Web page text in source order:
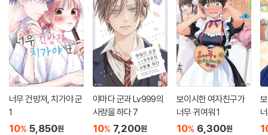
너무 건방져, 치가야 군
1
10% 5,850원
야마다 군과 Lv999의
사랑을 하다 7
10% 7,200원
보이시한 여자친구가
너무 귀여워 1
10% 6,300원